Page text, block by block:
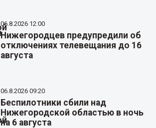
06.8.2026 12:00
Нижегородцев предупредили об
отключениях телевещания до 16
августа
06.8.2026 09:20
Беспилотники сбили над
Нижегородской областью в ночь
на 6 августа